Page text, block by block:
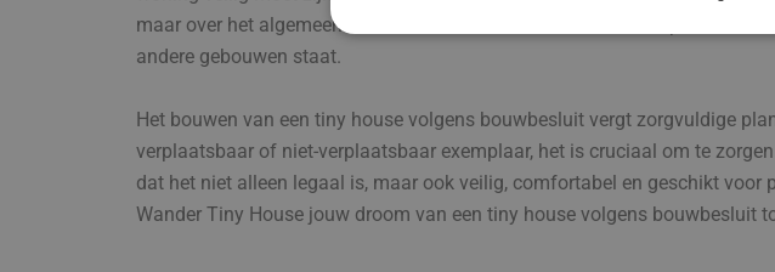
maar over het algemeen moeten de materialen voldoen aan bepaalde
andere gebouwen staat.
Het bouwen van een tiny house volgens bouwbesluit vergt zorgvuldige
verplaatsbaar of niet-verplaatsbaar exemplaar, het is cruciaal om te
dat het niet alleen legaal is, maar ook veilig, comfortabel en geschikt
Wander Tiny House jouw droom van een tiny house volgens bouwbesluit